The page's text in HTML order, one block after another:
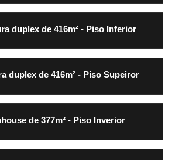
duplex de 416m² - Piso Inferior
duplex de 416m² - Piso Supeiror
de 377m² - Piso Inverior